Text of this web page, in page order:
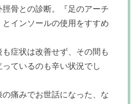
脛骨との診断。『足のアーチ
インソールの使用をすすめ
症状は改善せず、その間も
ているのも辛い状況でし
痛みでお世話になった、な